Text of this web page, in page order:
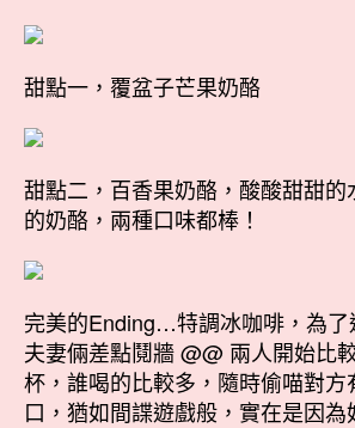
甜點一，覆盆子芒果奶酪
甜點二，百香果奶酪，酸酸甜甜
的奶酪，兩種口味都棒！
完美的Ending…特調冰咖啡，為了
夫妻倆差點鬩牆 @@ 兩人開始比
杯，誰喝的比較多，隨時偷喵對方
口，猶如間諜遊戲般，實在是因為